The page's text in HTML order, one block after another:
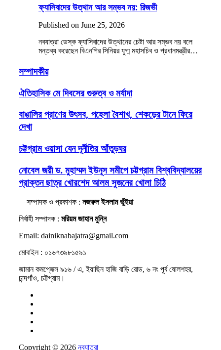
ফ্যাসিবাদের উত্থান আর সম্ভব নয়: রিজভী
Published on June 25, 2026
নবযাত্রা ডেস্ক ফ্যাসিবাদের উত্থানের চেষ্টা আর সম্ভব নয় বলে
মন্তব্য করেছেন বিএনপির সিনিয়র যুগ্ম মহাসচিব ও প্রধানমন্ত্রীর…
সম্পাদকীয়
ঐতিহাসিক মে দিবসের গুরুত্ব ও মর্যাদা
বাঙালির প্রাণের উৎসব, পহেলা বৈশাখ, শেকড়ের টানে ফিরে
দেখা
চট্টগ্রাম ওয়াসা যেন দূর্নীতির আঁতুড়ঘর
নোবেল জয়ী ড. মুহাম্মদ ইউনূস সমীপে চট্টগ্রাম বিশ্ববিদ্যালয়ের
প্রাক্তন ছাত্র খোরশেদ আলম সুজনের খোলা চিঠি
সম্পাদক ও প্রকাশক : নজরুল ইসলাম ভুঁইয়া
নির্বাহী সম্পাদক : মরিয়ম জাহান মুন্নি
Email: dainiknabajatra@gmail.com
মোবাইল : ০১৬৭৩৯৮১৫৯১
জামান কমপ্লেক্স ৯১৬ / এ, ইয়াছিন হাজি বাড়ি রোড, ৬ নং পূর্ব ষোলশহর,
চান্দগাঁও, চট্টগ্রাম।
Copyright © 2026 নবযাত্রা